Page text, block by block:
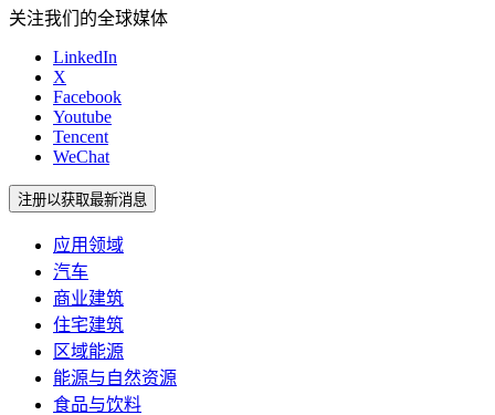
关注我们的全球媒体
LinkedIn
X
Facebook
Youtube
Tencent
WeChat
注册以获取最新消息
应用领域
汽车
商业建筑
住宅建筑
区域能源
能源与自然资源
食品与饮料